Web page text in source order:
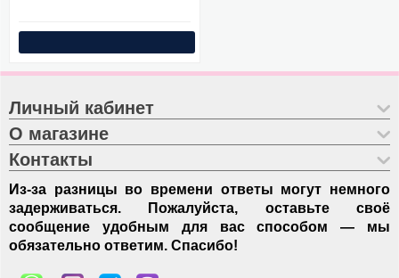
Личный кабинет
О магазине
Контакты
Из-за разницы во времени ответы могут немного
задерживаться. Пожалуйста, оставьте своё
сообщение удобным для вас способом — мы
обязательно ответим. Спасибо!